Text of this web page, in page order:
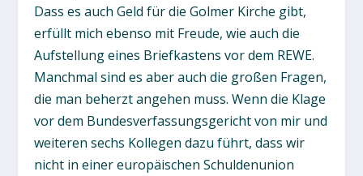
Dass es auch Geld für die Golmer Kirche gibt,
erfüllt mich ebenso mit Freude, wie auch die
Aufstellung eines Briefkastens vor dem REWE.
Manchmal sind es aber auch die großen Fragen,
die man beherzt angehen muss. Wenn die Klage
vor dem Bundesverfassungsgericht von mir und
weiteren sechs Kollegen dazu führt, dass wir
nicht in einer europäischen Schuldenunion